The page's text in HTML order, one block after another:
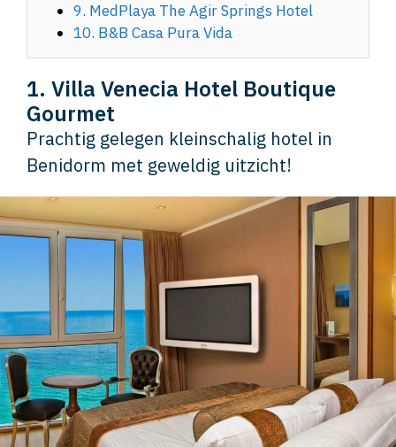
9. MedPlaya The Agir Springs Hotel
10. B&B Casa Pura Vida
1. Villa Venecia Hotel Boutique
Gourmet
Prachtig gelegen kleinschalig hotel in
Benidorm met geweldig uitzicht!